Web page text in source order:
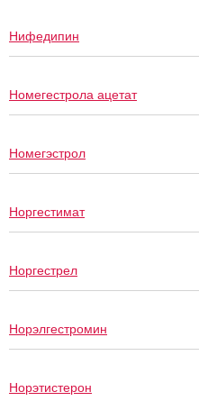
Нифедипин
Номегестрола ацетат
Номегэстрол
Норгестимат
Норгестрел
Норэлгестромин
Норэтистерон